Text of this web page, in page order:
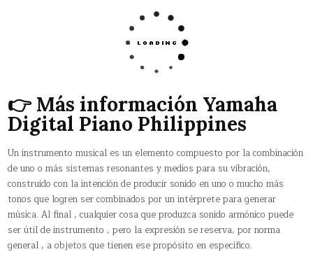
👉 Más información Yamaha
Digital Piano Philippines
Un instrumento musical es un elemento compuesto por la combinación
de uno o más sistemas resonantes y medios para su vibración,
construido con la intención de producir sonido en uno o mucho más
tonos que logren ser combinados por un intérprete para generar
música. Al final , cualquier cosa que produzca sonido armónico puede
ser útil de instrumento , pero la expresión se reserva, por norma
general , a objetos que tienen ese propósito en específico.